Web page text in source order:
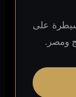
على
ومصر.